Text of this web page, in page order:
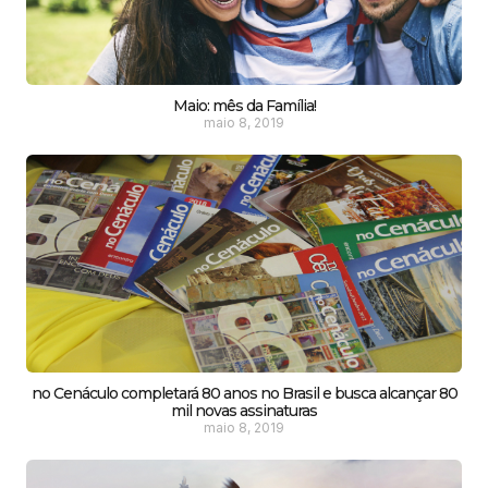
Maio: mês da Família!
maio 8, 2019
no Cenáculo completará 80 anos no Brasil e busca alcançar 80
mil novas assinaturas
maio 8, 2019